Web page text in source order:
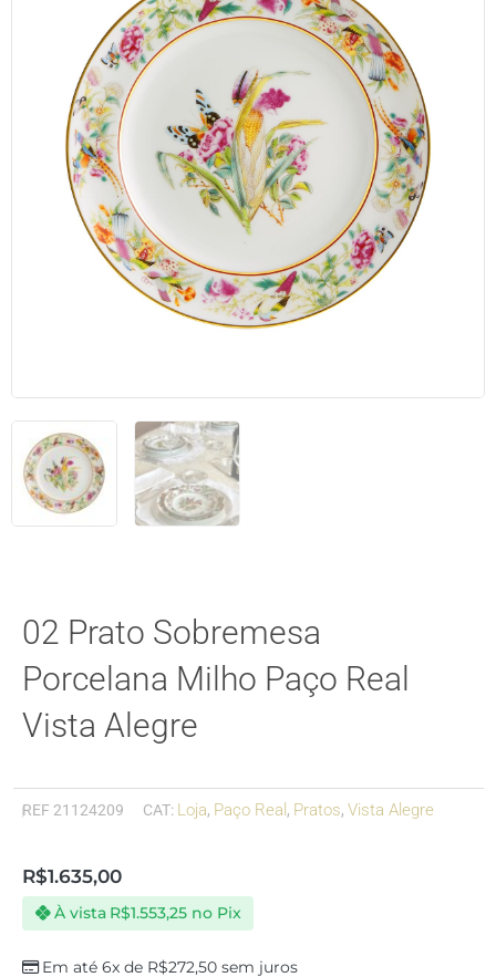
02 Prato Sobremesa
Porcelana Milho Paço Real
Vista Alegre
REF 21124209 CAT: Loja, Paço Real , Pratos, Vista Alegre
R$1.635,00
Em até 6x de R$272,50 sem juros
À vista R$1.553,25 no Pix